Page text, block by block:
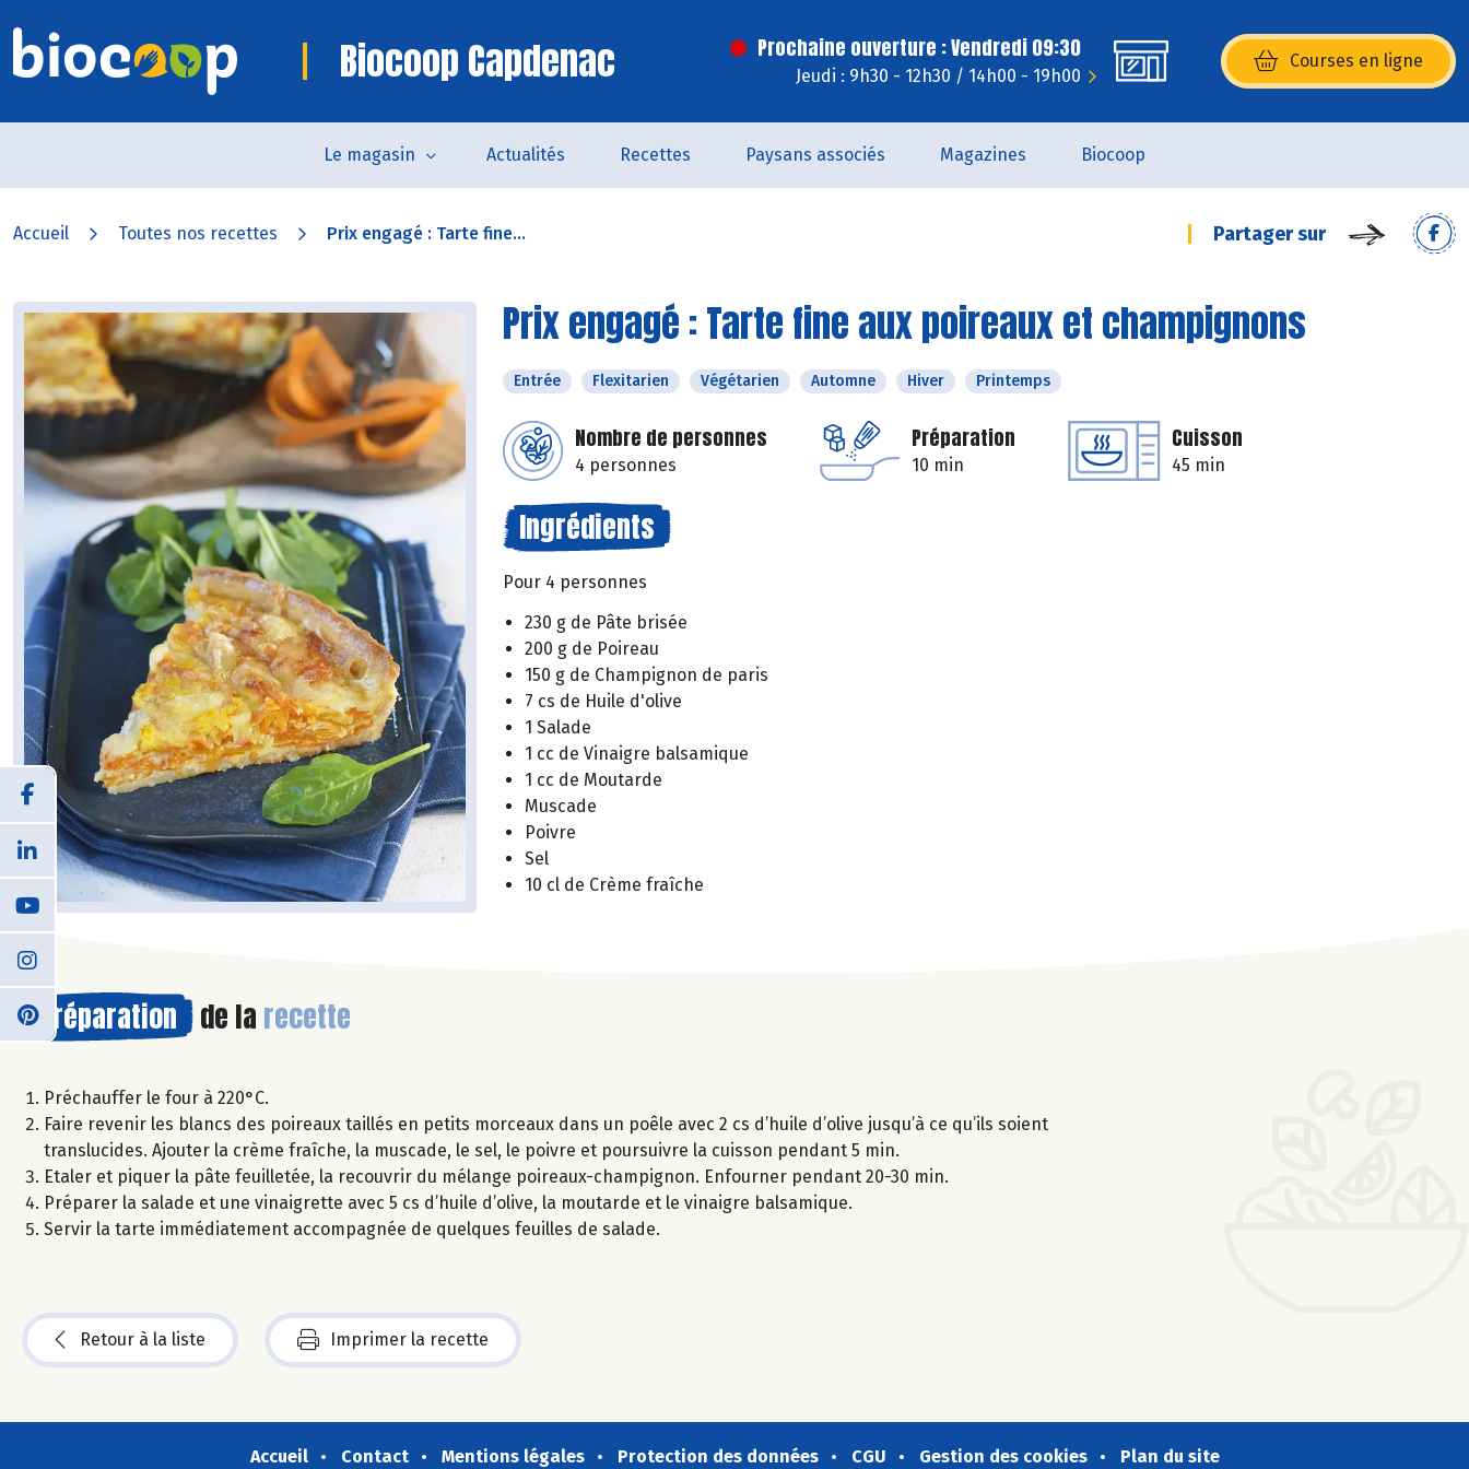
Biocoop Capdenac Prochaine ouverture : Vendredi 09:30
Jeudi : 9h30 - 12h30 / 14h00 - 19h00
Courses en ligne
(s’ouvre dans une nouvelle
Le magasin Actualités Recettes Paysans associés Magazines Biocoop
Accueil Toutes nos recettes Prix engagé : Tarte fine... Partager sur
Prix engagé : Tarte fine aux poireaux et champignons
Entrée Flexitarien Végétarien Automne Hiver Printemps
Nombre de personnes
4 personnes
Préparation
10 min
Cuisson
45 min
Ingrédients
Pour 4 personnes
230 g de Pâte brisée
200 g de Poireau
150 g de Champignon de paris
7 cs de Huile d'olive
1 Salade
1 cc de Vinaigre balsamique
1 cc de Moutarde
Muscade
Poivre
Sel
10 cl de Crème fraîche
Préparation de la recette
Préchauffer le four à 220°C.
Faire revenir les blancs des poireaux taillés en petits morceaux dans un poêle avec 2 cs d’huile d’olive jusqu’à ce qu’ils soient
translucides. Ajouter la crème fraîche, la muscade, le sel, le poivre et poursuivre la cuisson pendant 5 min.
Etaler et piquer la pâte feuilletée, la recouvrir du mélange poireaux-champignon. Enfourner pendant 20-30 min.
Préparer la salade et une vinaigrette avec 5 cs d’huile d’olive, la moutarde et le vinaigre balsamique.
Servir la tarte immédiatement accompagnée de quelques feuilles de salade.
Retour à la liste Imprimer la recette
Accueil Contact Mentions légales Protection des données CGU Gestion des cookies Plan du site